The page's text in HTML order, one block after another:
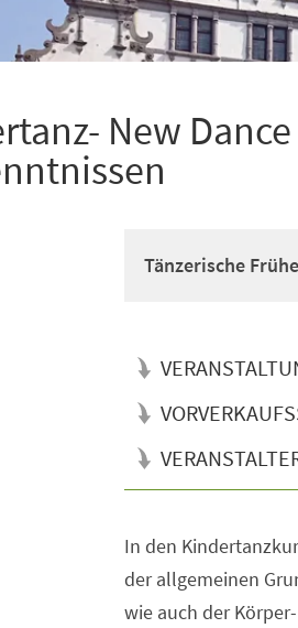
New
Tänzerische
In den
der allgemeinen
wie auch der